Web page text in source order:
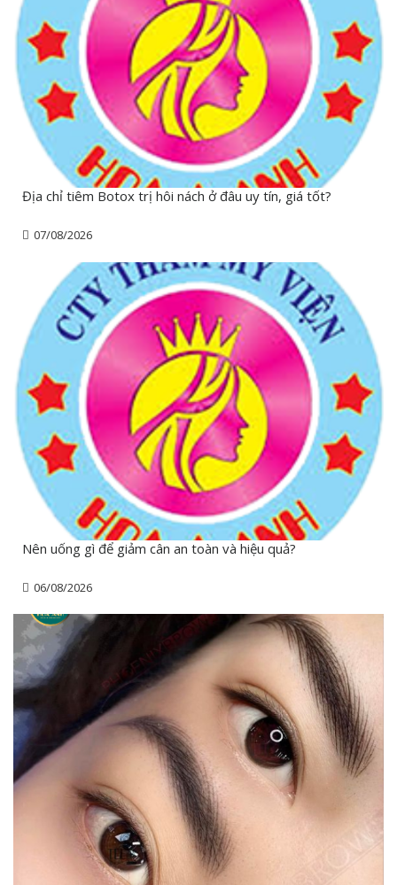
Địa chỉ tiêm Botox trị hôi nách ở đâu uy tín, giá tốt?
07/08/2026
Nên uống gì để giảm cân an toàn và hiệu quả?
06/08/2026